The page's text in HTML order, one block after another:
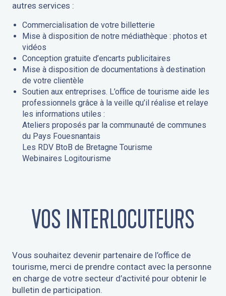
autres services :
Commercialisation de votre billetterie
Mise à disposition de notre médiathèque : photos et
vidéos
Conception gratuite d’encarts publicitaires
Mise à disposition de documentations à destination
de votre clientèle
Soutien aux entreprises. L’office de tourisme aide les
professionnels grâce à la veille qu’il réalise et relaye
les informations utiles :
Ateliers proposés par la communauté de communes
du Pays Fouesnantais
Les RDV BtoB de Bretagne Tourisme
Webinaires Logitourisme
VOS INTERLOCUTEURS
Vous souhaitez devenir partenaire de l’office de
tourisme, merci de prendre contact avec la personne
en charge de votre secteur d’activité pour obtenir le
bulletin de participation.